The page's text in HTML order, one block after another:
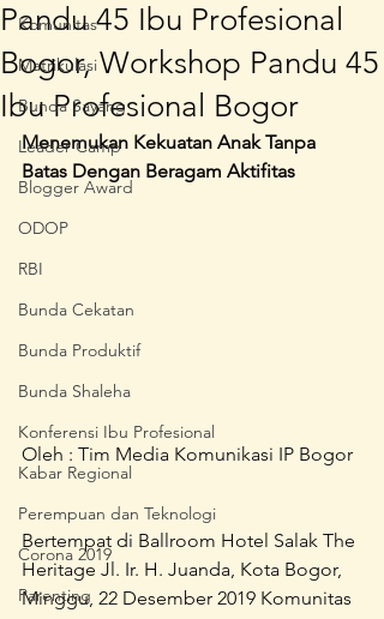
Komunitas
Matrikulasi
Bunda Sayang
Leader Camp
Blogger Award
ODOP
RBI
Bunda Cekatan
Bunda Produktif
Bunda Shaleha
Konferensi Ibu Profesional
Kabar Regional
Perempuan dan Teknologi
Corona 2019
Parenting
Pandu 45 Ibu Profesional
Bogor, Workshop Pandu 45
Ibu Profesional Bogor
Menemukan Kekuatan Anak Tanpa
Batas Dengan Beragam Aktifitas
Oleh : Tim Media Komunikasi IP Bogor
Bertempat di Ballroom Hotel Salak The
Heritage Jl. Ir. H. Juanda, Kota Bogor,
Minggu, 22 Desember 2019 Komunitas